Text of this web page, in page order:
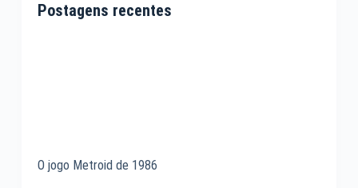
Postagens recentes
O jogo Metroid de 1986